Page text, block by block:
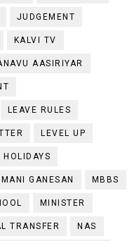
JUDGEMENT
KALVI TV
AASIRIYAR
LEAVE RULES
LEVEL UP
HOLIDAYS
MANI GANESAN MBBS
MINISTER
TRANSFER NAS